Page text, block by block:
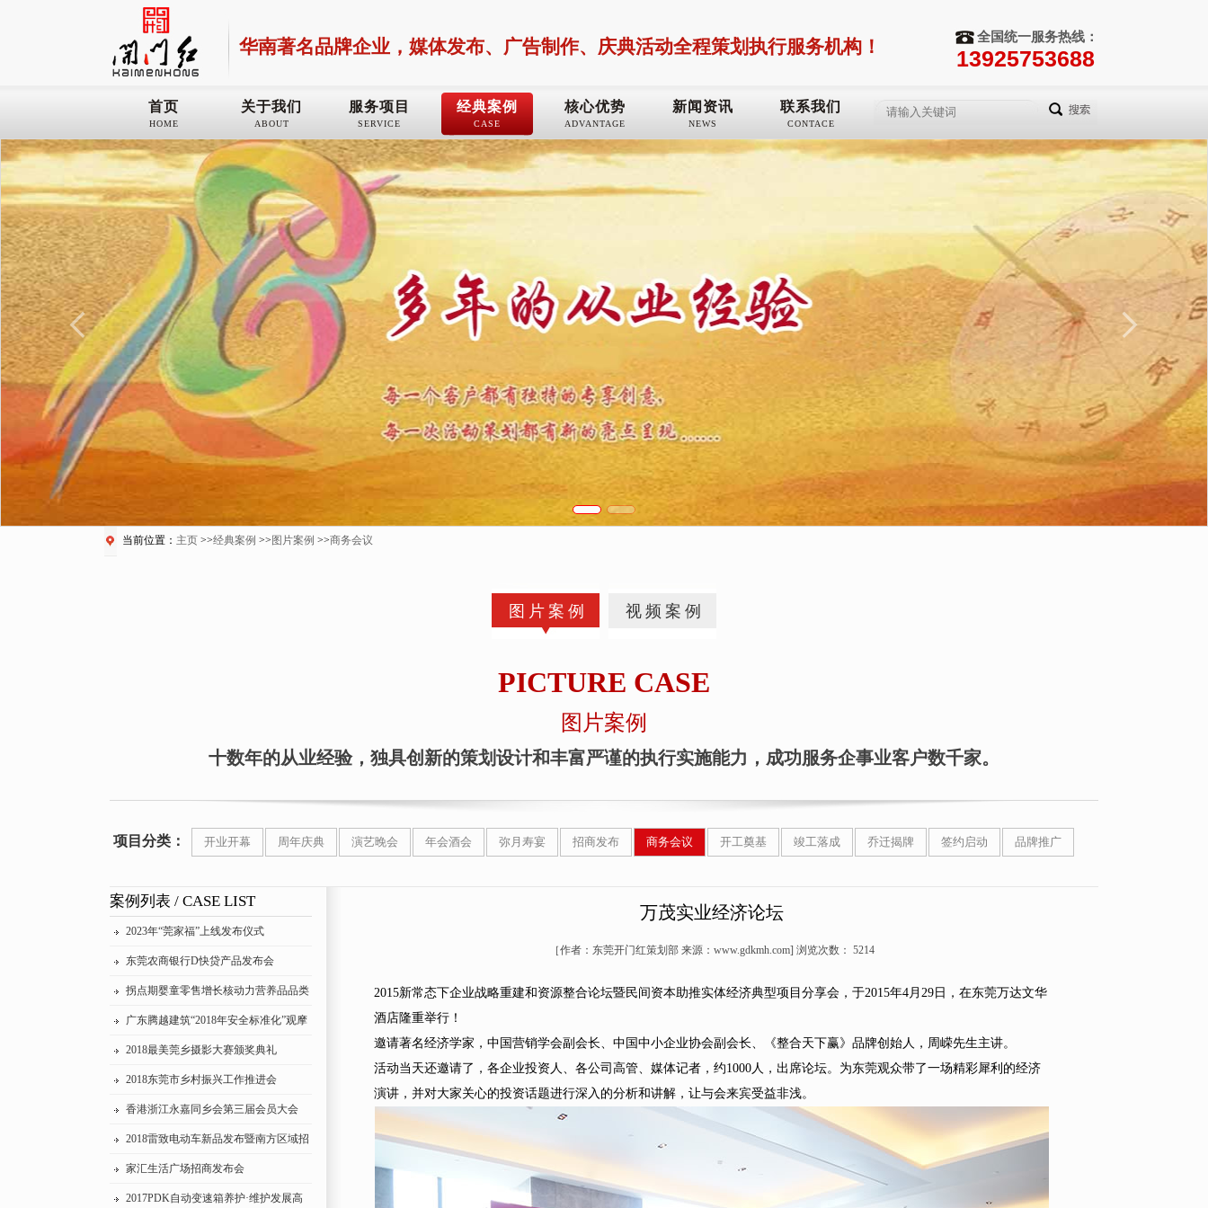
华南著名品牌企业，媒体发布、广告制作、庆典活动全程策划执行服务机构！ 全国统一服务热线：
13925753688
首页
HOME
关于我们
ABOUT
服务项目
SERVICE
经典案例
CASE
核心优势
ADVANTAGE
新闻资讯
NEWS
联系我们
CONTACE
当前位置： 主页 >>经典案例 >> 图片案例 >>商务会议
图片案例 视频案例
PICTURE CASE
图片案例
十数年的从业经验，独具创新的策划设计和丰富严谨的执行实施能力，成功服务企事业客户数千家。
项目分类： 开业开幕 周年庆典 演艺晚会 年会酒会 弥月寿宴 招商发布 商务会议 开工奠基 竣工落成 乔迁揭牌 签约启动 品牌推广
案例列表 / CASE LIST
2023年“莞家福”上线发布仪式
东莞农商银行D快贷产品发布会
拐点期婴童零售增长核动力营养品品类
突破研讨会
广东腾越建筑“2018年安全标准化”观摩
会
2018最美莞乡摄影大赛颁奖典礼
2018东莞市乡村振兴工作推进会
香港浙江永嘉同乡会第三届会员大会
2018雷致电动车新品发布暨南方区域招
商会
家汇生活广场招商发布会
2017PDK自动变速箱养护·维护发展高
万茂实业经济论坛
［作者：东莞开门红策划部 来源：www.gdkmh.com] 浏览次数： 5214
2015新常态下企业战略重建和资源整合论坛暨民间资本助推实体经济典型项目分享会，于2015年4月29日，在东莞万达文华
酒店隆重举行！
邀请著名经济学家，中国营销学会副会长、中国中小企业协会副会长、《整合天下赢》品牌创始人，周嵘先生主讲。
活动当天还邀请了，各企业投资人、各公司高管、媒体记者，约1000人，出席论坛。为东莞观众带了一场精彩犀利的经济
演讲，并对大家关心的投资话题进行深入的分析和讲解，让与会来宾受益非浅。